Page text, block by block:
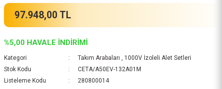
97.948,00 TL
%5,00 HAVALE İNDİRİMİ
Kategori Takım Arabaları , 1000V İzoleli Alet Setleri
Stok Kodu
CETA/A50EV-132A01M
Listeleme Kodu
280800014